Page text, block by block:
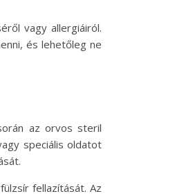
vagy allergiáiról.
és lehetőleg ne
az orvos steril
speciális oldatot
fellazítását. Az